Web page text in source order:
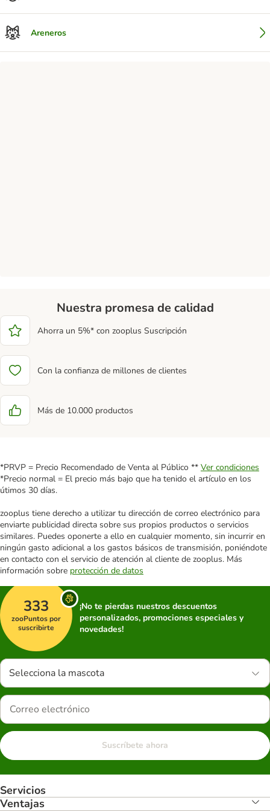
Areneros
Nuestra promesa de calidad
Ahorra un 5%* con zooplus Suscripción
Con la confianza de millones de clientes
Más de 10.000 productos
*PRVP = Precio Recomendado de Venta al Público ** Ver condiciones
*Precio normal = El precio más bajo que ha tenido el artículo en los
útimos 30 días.
zooplus tiene derecho a utilizar tu dirección de correo electrónico para
enviarte publicidad directa sobre sus propios productos o servicios
similares. Puedes oponerte a ello en cualquier momento, sin incurrir en
ningún gasto adicional a los gastos básicos de transmisión, poniéndote
en contacto con el servicio de atención al cliente de zooplus. Más
información sobre protección de datos
333
zooPuntos por
suscribirte
¡No te pierdas nuestros descuentos
personalizados, promociones especiales y
novedades!
Selecciona la mascota
Suscríbete ahora
Servicios
Ventajas